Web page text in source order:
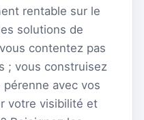
rentable sur le
solutions de
contentez pas
; vous construisez
avec vos
votre visibilité et